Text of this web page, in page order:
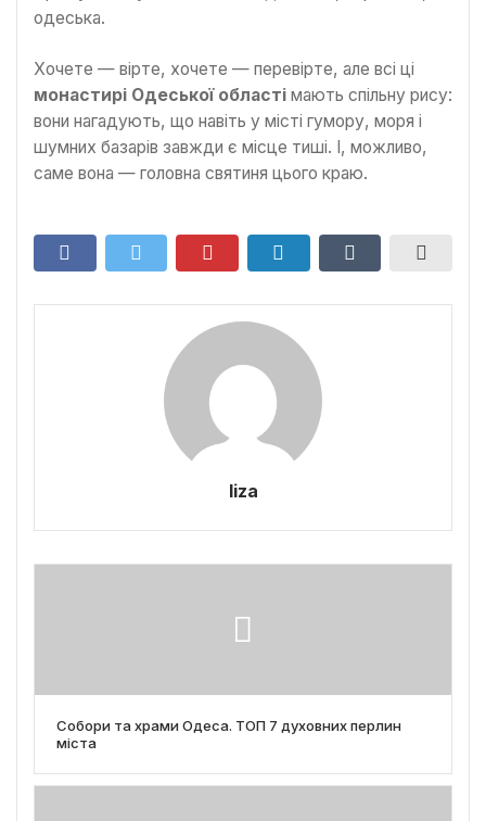
одеська.
Хочете — вірте, хочете — перевірте, але всі ці
монастирі Одеської області мають спільну рису:
вони нагадують, що навіть у місті гумору, моря і
шумних базарів завжди є місце тиші. І, можливо,
саме вона — головна святиня цього краю.
liza
Собори та храми Одеса. ТОП 7 духовних перлин
міста